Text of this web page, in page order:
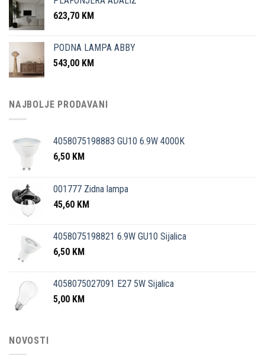
623,70 KM
PODNA LAMPA ABBY
543,00 KM
NAJBOLJE PRODAVANI
4058075198883 GU10 6.9W 4000K
6,50 KM
001777 Zidna lampa
45,60 KM
4058075198821 6.9W GU10 Sijalica
6,50 KM
4058075027091 E27 5W Sijalica
5,00 KM
NOVOSTI